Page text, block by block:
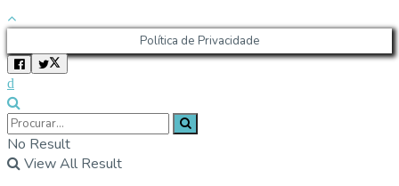
Política de Privacidade
No Result
View All Result